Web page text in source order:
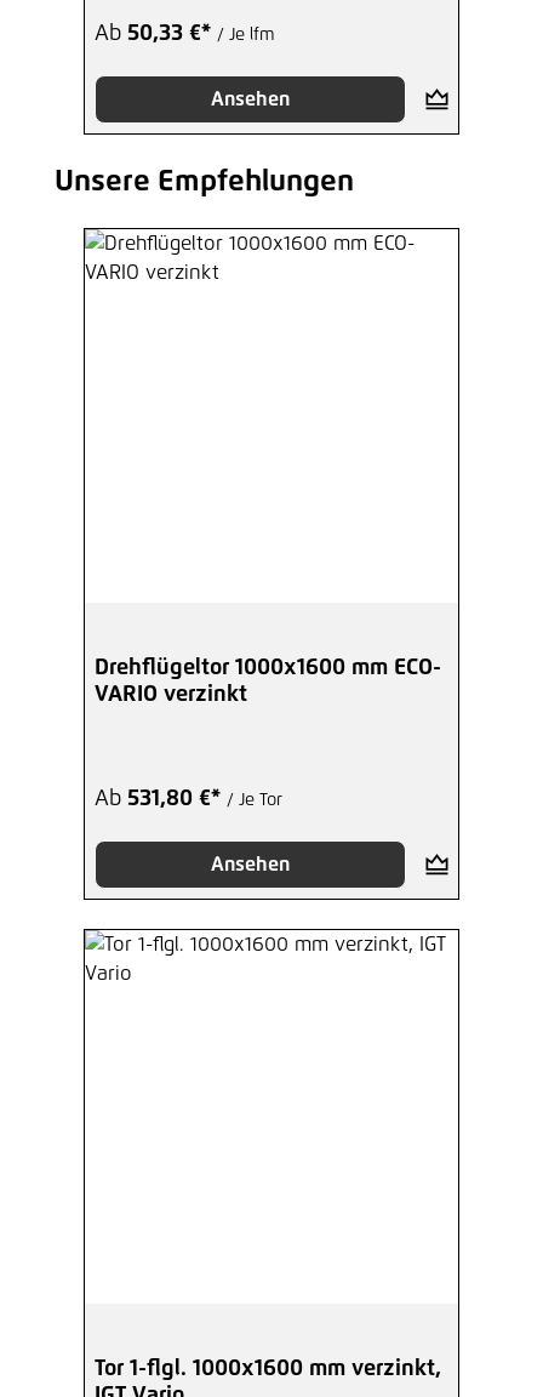
Ab 50,33 €* / Je lfm
Ansehen
Produktgalerie überspringen
Unsere Empfehlungen
Drehflügeltor 1000x1600 mm ECO-
VARIO verzinkt
Ab 531,80 €* / Je Tor
Ansehen
Tor 1-flgl. 1000x1600 mm verzinkt,